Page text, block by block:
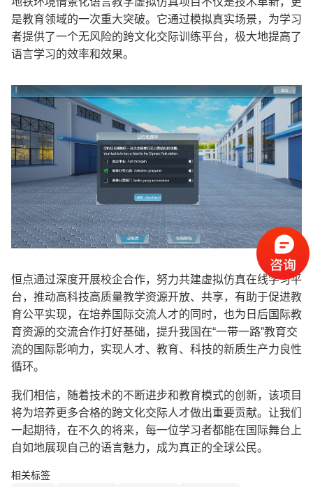
是教育领域的一次重大突破。它通过模拟真实场景，为学习
者提供了一个无风险的跨文化交际训练平台，极大地提高了
语言学习的效率和效果。
恒点通过深度开展校企合作，努力共建虚拟仿真在线学习平
台，推动高科技高质量教学资源开放、共享，有助于促进教
育公平实现，在培养国际交流人才的同时，也为日后国际教
育资源的交流合作打好基础，提升我国在“一带一路”教育交
流的国际影响力，实现人才、教育、科技的新质生产力良性
循环。
我们相信，随着技术的不断进步和教育模式的创新，该项目
将为培养更多合格的跨文化交际人才做出重要贡献。让我们
一起期待，在不久的将来，每一位学习者都能在国际舞台上
自如地展现自己的语言魅力，成为真正的全球公民。
相关标签